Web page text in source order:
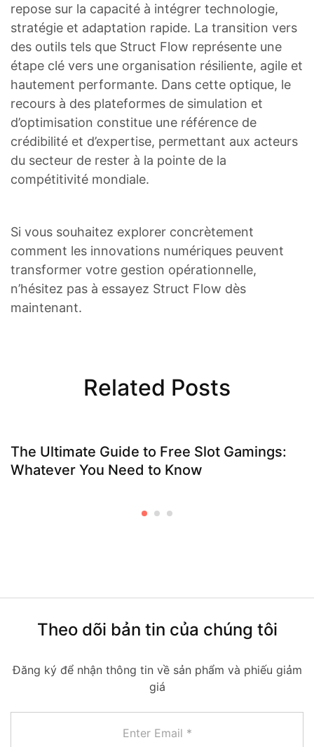
repose sur la capacité à intégrer technologie,
stratégie et adaptation rapide. La transition vers
des outils tels que Struct Flow représente une
étape clé vers une organisation résiliente, agile et
hautement performante. Dans cette optique, le
recours à des plateformes de simulation et
d’optimisation constitue une référence de
crédibilité et d’expertise, permettant aux acteurs
du secteur de rester à la pointe de la
compétitivité mondiale.
Si vous souhaitez explorer concrètement
comment les innovations numériques peuvent
transformer votre gestion opérationnelle,
n’hésitez pas à essayez Struct Flow dès
maintenant.
Related Posts
The Ultimate Guide to Free Slot Gamings:
Whatever You Need to Know
Theo dõi bản tin của chúng tôi
Đăng ký để nhận thông tin về sản phẩm và phiếu giảm
giá